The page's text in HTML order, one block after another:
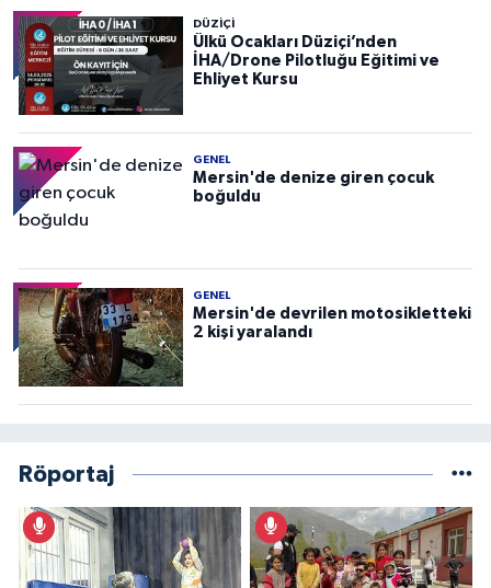
DÜZIÇI
Ülkü Ocakları Düziçi’nden
İHA/Drone Pilotluğu Eğitimi ve
Ehliyet Kursu
GENEL
Mersin'de denize giren çocuk
boğuldu
GENEL
Mersin'de devrilen motosikletteki
2 kişi yaralandı
Röportaj